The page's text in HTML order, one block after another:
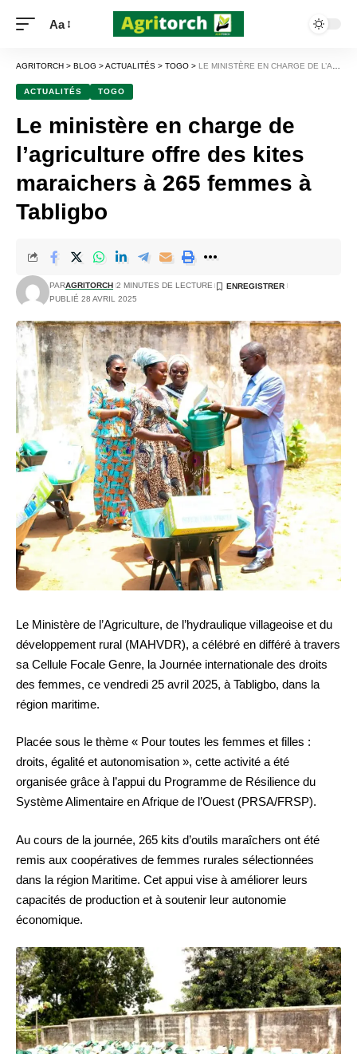
Aa
AGRITORCH > BLOG >ACTUALITÉS > TOGO > LE MINISTÈRE EN CHARGE DE L’AGRICULTURE OFFRE DES KITES MARAICHERS À 265 FEMMES À TABLIGBO
ACTUALITÉS TOGO
Le ministère en charge de
l’agriculture offre des kites
maraichers à 265 femmes à
Tabligbo
PARAGRITORCH 2 MINUTES DE LECTURE
PUBLIÉ 28 AVRIL 2025
Le Ministère de l’Agriculture, de l’hydraulique villageoise et du
développement rural (MAHVDR), a célébré en différé à travers
sa Cellule Focale Genre, la Journée internationale des droits
des femmes, ce vendredi 25 avril 2025, à Tabligbo, dans la
région maritime.
Placée sous le thème « Pour toutes les femmes et filles :
droits, égalité et autonomisation », cette activité a été
organisée grâce à l’appui du Programme de Résilience du
Système Alimentaire en Afrique de l’Ouest (PRSA/FRSP).
Au cours de la journée, 265 kits d’outils maraîchers ont été
remis aux coopératives de femmes rurales sélectionnées
dans la région Maritime. Cet appui vise à améliorer leurs
capacités de production et à soutenir leur autonomie
économique.